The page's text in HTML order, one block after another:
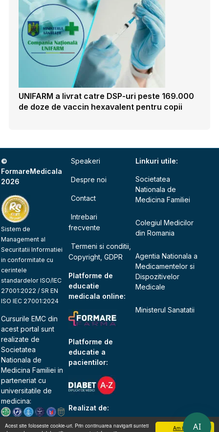
Am inteles
Acest site foloseste cookie-uri. Prin continuarea navigarii sunteti
UNIFARM a livrat catre DSP-uri peste 169.000
de doze de vaccin hexavalent pentru copii
©
FormareMedicala
2026
Sistem de
Management al
Securitatii Informatiei
in conformitate cu
cerintele
standardelor ISO/IEC
27001:2022 / SR EN
ISO IEC 27001:2024
Cursurile EMC din
acest portal sunt
realizate de
Societatea
Nationala de
Medicina Familiei in
parteneriat cu
universitatile de
medicina:
Speakeri
Despre noi
Contact
Intrebari
frecvente
Termeni si conditii,
Copyright, GDPR
Platforme de
educatie
medicala online:
Platforme de
educatie a
pacientilor:
Realizat de:
Linkuri utile:
Societatea
Nationala de
Medicina Familiei
Colegiul Medicilor
din Romania
Agentia Nationala a
Medicamentelor si
Dispozitivelor
Medicale
Ministerul Sanatatii
AI